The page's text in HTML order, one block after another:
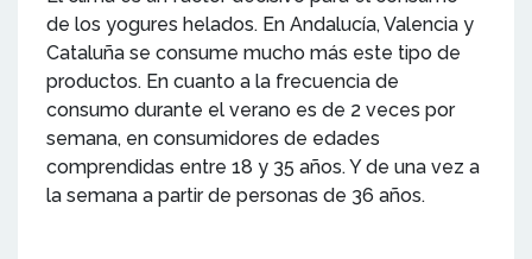
de los yogures helados. En Andalucía, Valencia y
Cataluña se consume mucho más este tipo de
productos. En cuanto a la frecuencia de
consumo durante el verano es de 2 veces por
semana, en consumidores de edades
comprendidas entre 18 y 35 años. Y de una vez a
la semana a partir de personas de 36 años.